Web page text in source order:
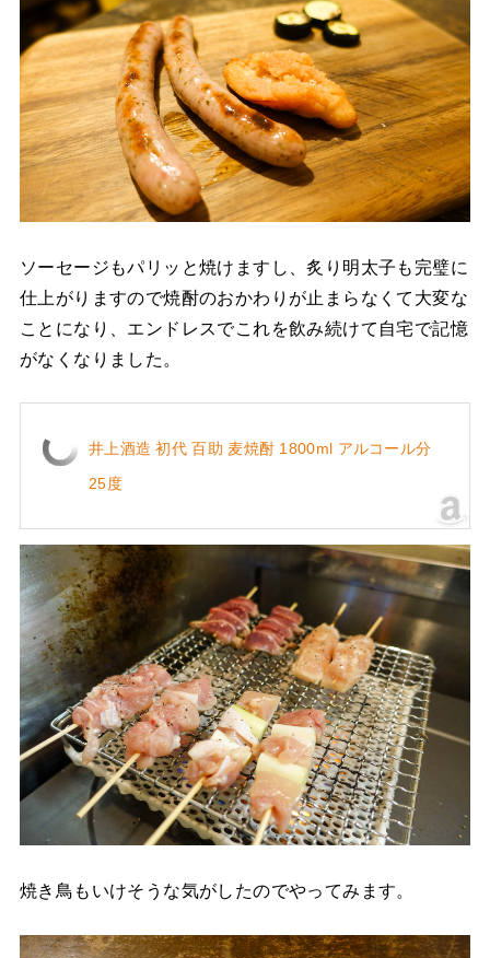
ソーセージもパリッと焼けますし、炙り明太子も完璧に
仕上がりますので焼酎のおかわりが止まらなくて大変な
ことになり、エンドレスでこれを飲み続けて自宅で記憶
がなくなりました。
井上酒造 初代 百助 麦焼酎 1800ml アルコール分
25度
焼き鳥もいけそうな気がしたのでやってみます。